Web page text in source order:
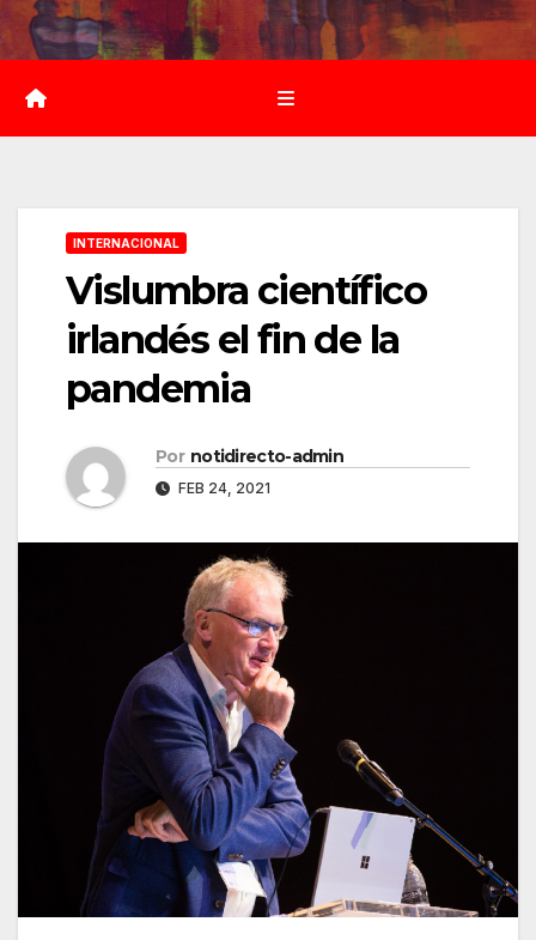
Saltar
al
contenido
INTERNACIONAL
Vislumbra científico
irlandés el fin de la
pandemia
Por notidirecto-admin
FEB 24, 2021